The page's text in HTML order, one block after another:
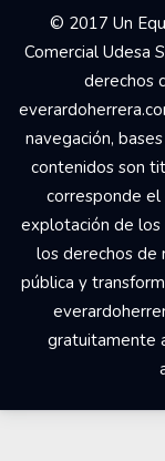
© 2017 Un
Comercial Udesa
derechos
navegación,
contenidos son
corresponde el
explotación de los
los derechos de
pública y
gratuitamente